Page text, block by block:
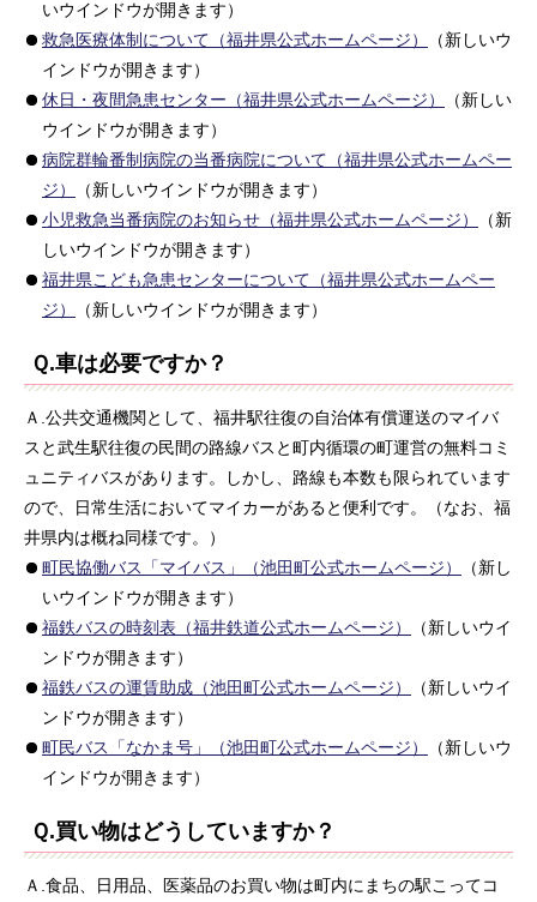
いウインドウが開きます）
救急医療体制について（福井県公式ホームページ）
（新しいウ
インドウが開きます）
休日・夜間急患センター（福井県公式ホームページ）
（新しい
ウインドウが開きます）
病院群輪番制病院の当番病院について（福井県公式ホームペー
ジ）
（新しいウインドウが開きます）
小児救急当番病院のお知らせ（福井県公式ホームページ）
（新
しいウインドウが開きます）
福井県こども急患センターについて（福井県公式ホームペー
ジ）
（新しいウインドウが開きます）
Ｑ.車は必要ですか？
Ａ.公共交通機関として、福井駅往復の自治体有償運送のマイバ
スと武生駅往復の民間の路線バスと町内循環の町運営の無料コミ
ュニティバスがあります。しかし、路線も本数も限られています
ので、日常生活においてマイカーがあると便利です。（なお、福
井県内は概ね同様です。）
町民協働バス「マイバス」（池田町公式ホームページ）
（新し
いウインドウが開きます）
福鉄バスの時刻表（福井鉄道公式ホームページ）
（新しいウイ
ンドウが開きます）
福鉄バスの運賃助成（池田町公式ホームページ）
（新しいウイ
ンドウが開きます）
町民バス「なかま号」（池田町公式ホームページ）
（新しいウ
インドウが開きます）
Ｑ.買い物はどうしていますか？
Ａ.食品、日用品、医薬品のお買い物は町内にまちの駅こってコ